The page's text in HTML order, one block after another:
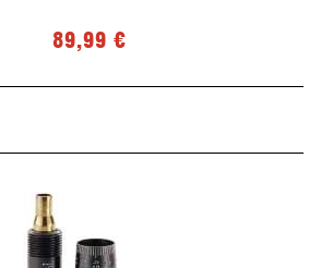
89,99 €